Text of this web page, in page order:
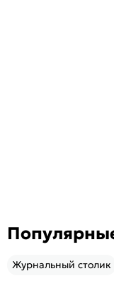
Журнальный столик